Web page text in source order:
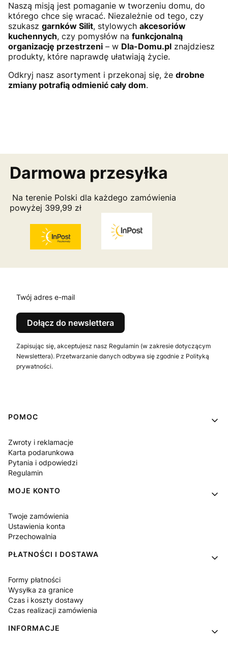
Naszą misją jest pomaganie w tworzeniu domu, do
którego chce się wracać. Niezależnie od tego, czy
szukasz garnków Silit, stylowych akcesoriów
kuchennych, czy pomysłów na funkcjonalną
organizację przestrzeni – w Dla-Domu.pl znajdziesz
produkty, które naprawdę ułatwiają życie.
Odkryj nasz asortyment i przekonaj się, że drobne
zmiany potrafią odmienić cały dom.
Darmowa przesyłka
Na terenie Polski dla każdego zamówienia
powyżej 399,99 zł
Twój adres e-mail
Dołącz do newslettera
Zapisując się, akceptujesz nasz Regulamin (w zakresie dotyczącym
Newslettera). Przetwarzanie danych odbywa się zgodnie z Polityką
prywatności.
Linki w stopce
POMOC
Zwroty i reklamacje
Karta podarunkowa
Pytania i odpowiedzi
Regulamin
MOJE KONTO
Twoje zamówienia
Ustawienia konta
Przechowalnia
PŁATNOŚCI I DOSTAWA
Formy płatności
Wysyłka za granice
Czas i koszty dostawy
Czas realizacji zamówienia
INFORMACJE